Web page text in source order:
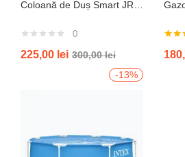
0
225,00 lei 300,00lei
5.00
-13%